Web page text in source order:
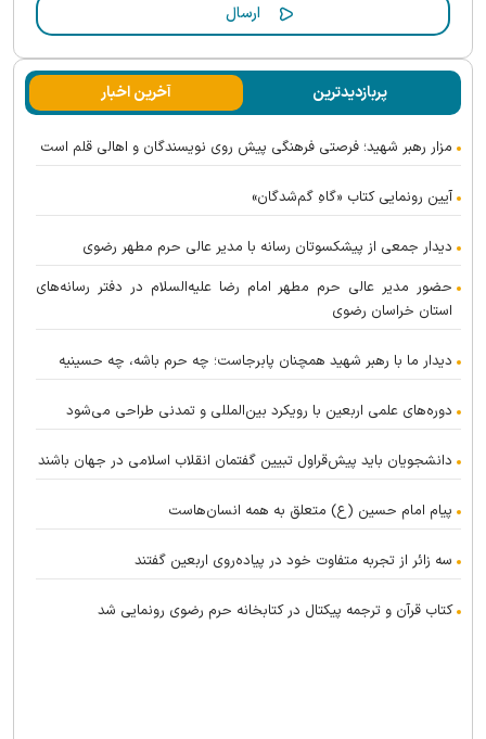
پربازدیدترین آخرین اخبار
مزار رهبر شهید؛ فرصتی فرهنگی پیش روی نویسندگان و اهالی قلم است
آیین رونمایی کتاب «گاهِ گم‌شدگان»
دیدار جمعی از پیشکسوتان رسانه با مدیر عالی حرم مطهر رضوی
حضور مدیر عالی حرم مطهر امام رضا علیه‌السلام در دفتر رسانه‌های
استان خراسان رضوی
دیدار ما با رهبر شهید همچنان پابرجاست؛ چه حرم باشه، چه حسینیه
دوره‌های علمی اربعین با رویکرد بین‌المللی و تمدنی طراحی می‌شود
دانشجویان باید پیش‌قراول تبیین گفتمان انقلاب اسلامی در جهان باشند
پیام امام حسین (ع) متعلق به همه انسان‌هاست
سه زائر از تجربه متفاوت خود در پیاده‌روی اربعین گفتند
کتاب قرآن و ترجمه پیکتال در کتابخانه حرم رضوی رونمایی شد